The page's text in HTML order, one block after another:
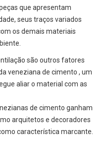
que apresentam
seus traços variados
os demais materiais
são outros fatores
veneziana de cimento , um
aliar o material com as
de cimento ganham
arquitetos e decoradores
característica marcante.